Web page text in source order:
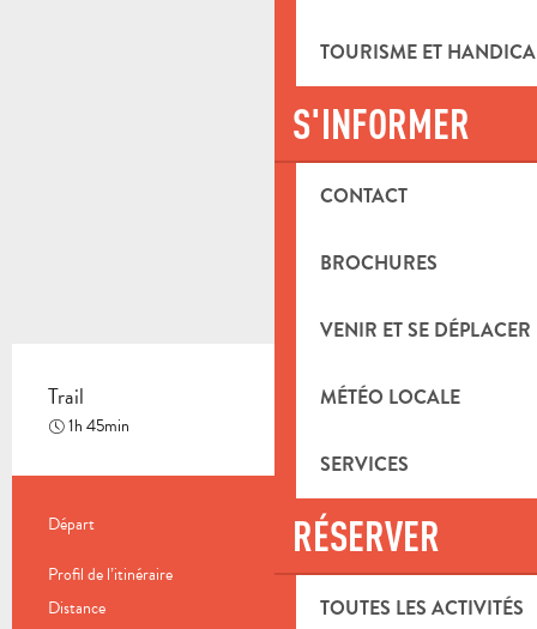
TOURISME ET
S'INFORMER
CONTACT
BROCHURES
VENIR ET SE DÉPLACER
MÉTÉO LOCALE
SERVICES
RÉSERVER
TOUTES LES ACTIVITÉS
Trail
1h 45min
INFORMATIONS PRATIQUES
Départ Saint-Savournin
Profil de l’itinéraire Boucle
Distance 14.0 km